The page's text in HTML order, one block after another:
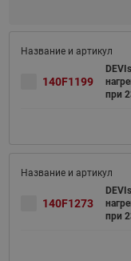
140F1199
при
140F1273
при